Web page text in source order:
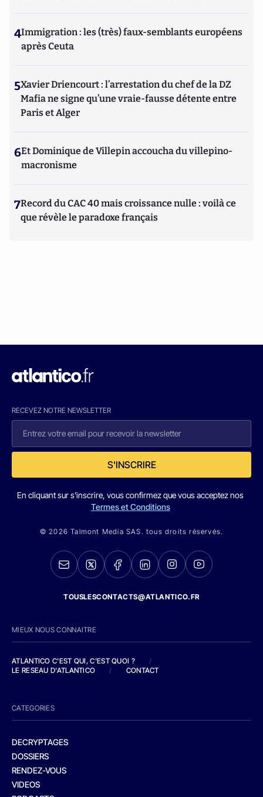
4Immigration : les (très) faux-semblants européens
après Ceuta
5Xavier Driencourt : l’arrestation du chef de la DZ
Mafia ne signe qu’une vraie-fausse détente entre
Paris et Alger
6Et Dominique de Villepin accoucha du villepino-
macronisme
7Record du CAC 40 mais croissance nulle : voilà ce
que révèle le paradoxe français
RECEVEZ NOTRE NEWSLETTER
S'INSCRIRE
En cliquant sur s'inscrire, vous confirmez que vous acceptez nos
Termes et Conditions
© 2026 Talmont Media SAS. tous droits réservés.
TOUSLESCONTACTS@ATLANTICO.FR
MIEUX NOUS CONNAITRE
ATLANTICO C'EST QUI, C'EST QUOI ?
/
LE RESEAU D'ATLANTICO
/ CONTACT
CATEGORIES
DECRYPTAGES
DOSSIERS
RENDEZ-VOUS
VIDEOS